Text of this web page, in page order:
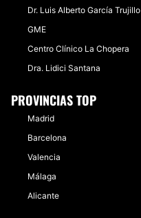
Dr. Luis Alberto García Trujillo
GME
Centro Clínico La Chopera
Dra. Lidici Santana
PROVINCIAS TOP
Madrid
Barcelona
Valencia
Málaga
Alicante